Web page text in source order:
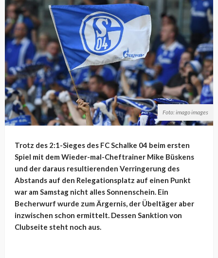
Foto: imago images
Trotz des 2:1-Sieges des FC Schalke 04 beim ersten
Spiel mit dem Wieder-mal-Cheftrainer Mike Büskens
und der daraus resultierenden Verringerung des
Abstands auf den Relegationsplatz auf einen Punkt
war am Samstag nicht alles Sonnenschein. Ein
Becherwurf wurde zum Ärgernis, der Übeltäger aber
inzwischen schon ermittelt. Dessen Sanktion von
Clubseite steht noch aus.